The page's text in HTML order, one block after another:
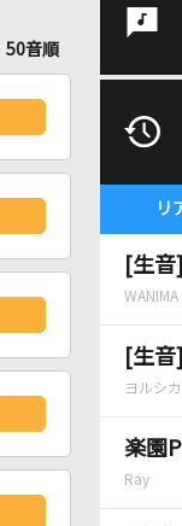
リ
[生音
WANIMA
[生
ヨルシカ
楽園
Ray
50音順